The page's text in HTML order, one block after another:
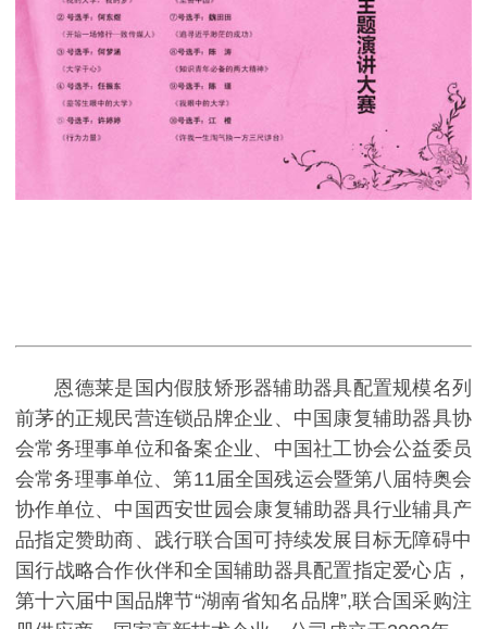
恩德莱是国内假肢矫形器辅助器具配置规模名列
前茅的正规民营连锁品牌企业、中国康复辅助器具协
会常务理事单位和备案企业、中国社工协会公益委员
会常务理事单位、第11届全国残运会暨第八届特奥会
协作单位、中国西安世园会康复辅助器具行业辅具产
品指定赞助商、践行联合国可持续发展目标无障碍中
国行战略合作伙伴和全国辅助器具配置指定爱心店，
第十六届中国品牌节“湖南省知名品牌”,联合国采购注